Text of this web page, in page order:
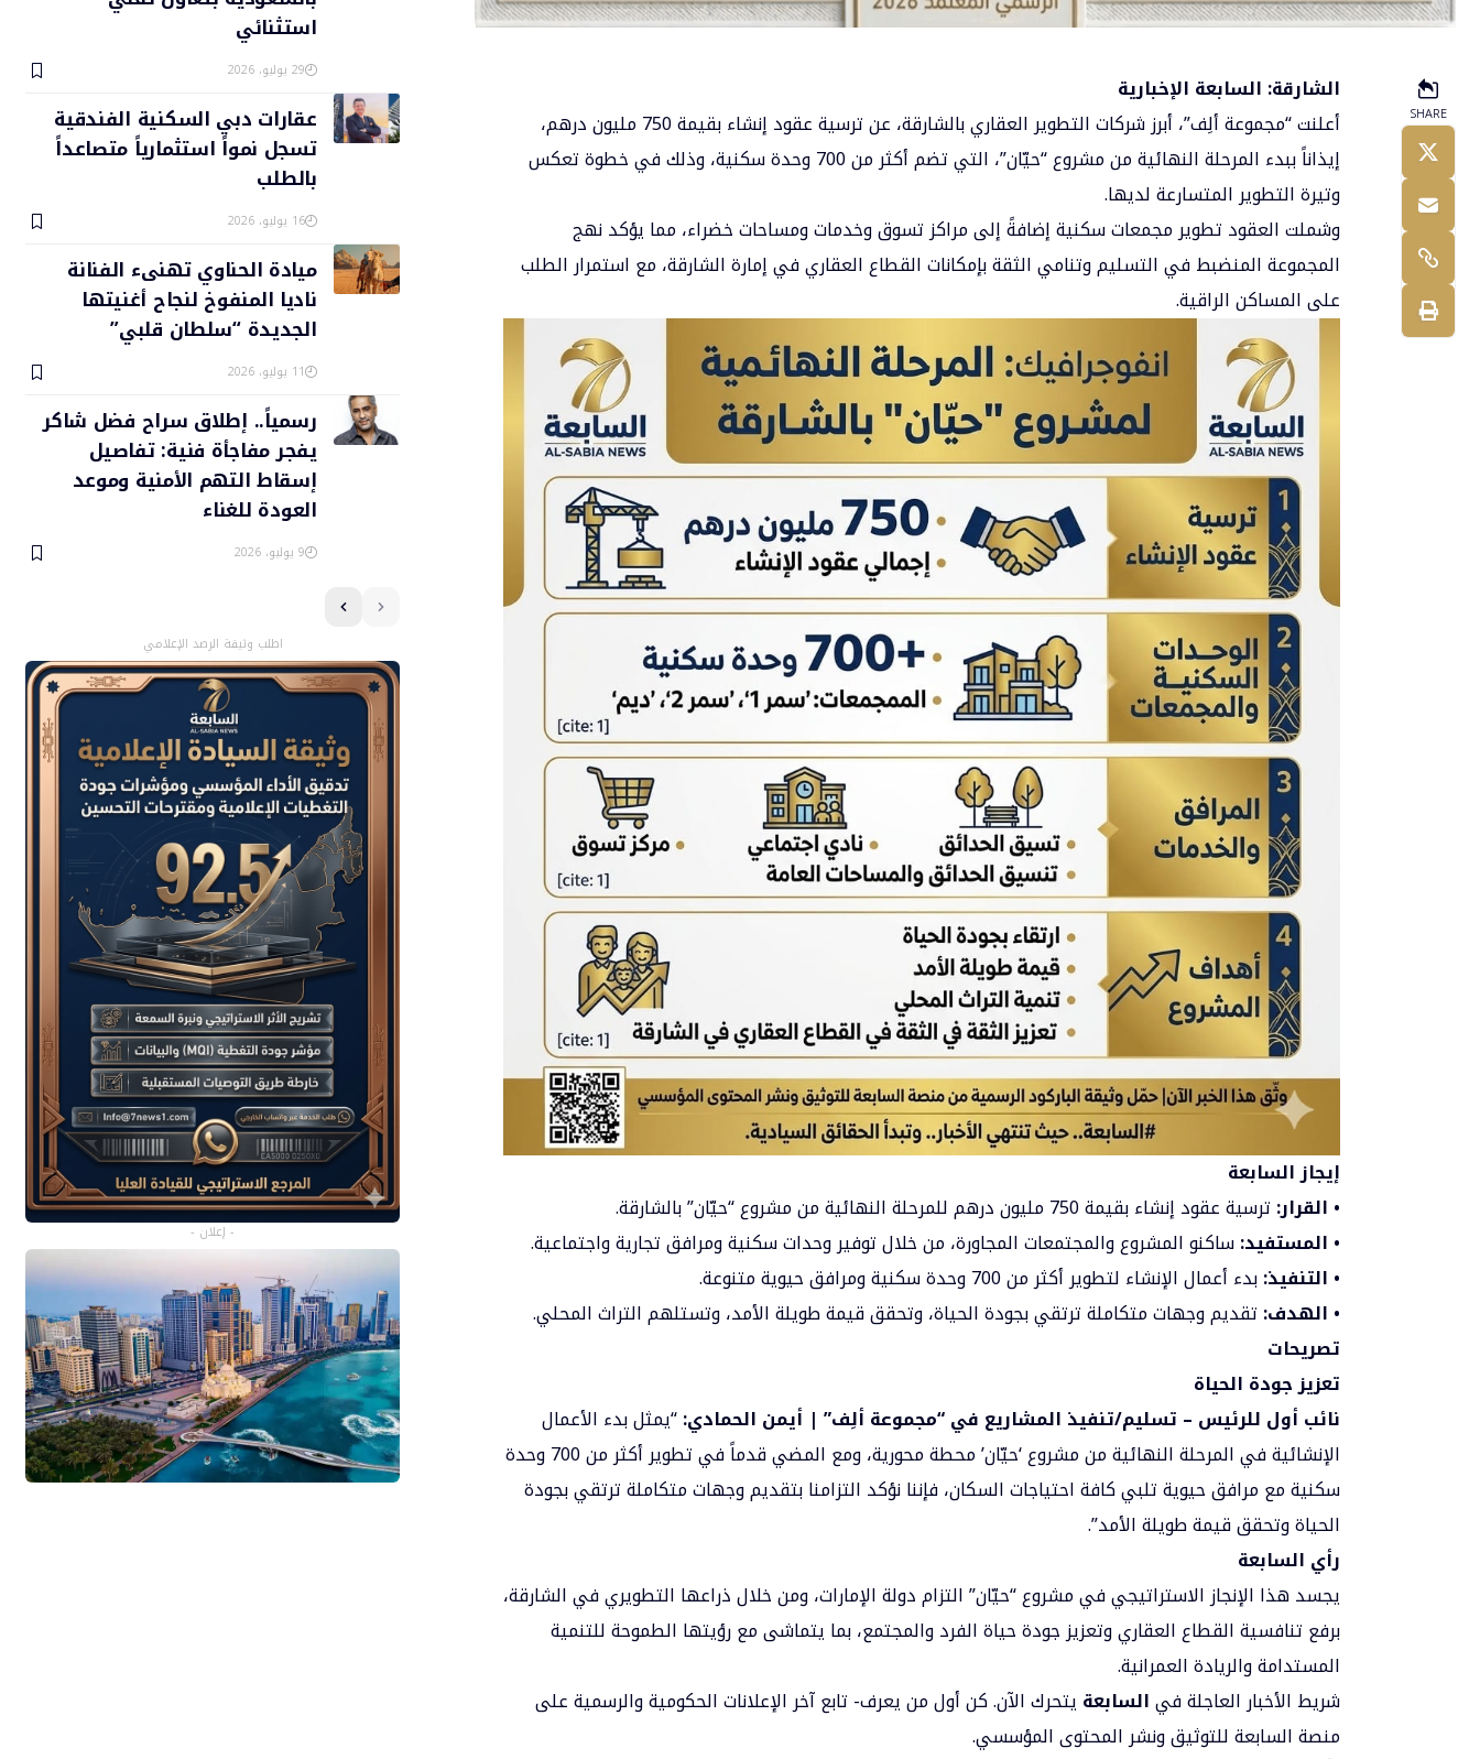
SHARE
الشارقة: السابعة الإخبارية
أعلنت “مجموعة ألِف”، أبرز شركات التطوير العقاري بالشارقة، عن ترسية عقود إنشاء بقيمة 750 مليون درهم،
إيذاناً ببدء المرحلة النهائية من مشروع “حيّان”، التي تضم أكثر من 700 وحدة سكنية، وذلك في خطوة تعكس
وتيرة التطوير المتسارعة لديها.
وشملت العقود تطوير مجمعات سكنية إضافةً إلى مراكز تسوق وخدمات ومساحات خضراء، مما يؤكد نهج
المجموعة المنضبط في التسليم وتنامي الثقة بإمكانات القطاع العقاري في إمارة الشارقة، مع استمرار الطلب
على المساكن الراقية.
إيجاز السابعة
• القرار: ترسية عقود إنشاء بقيمة 750 مليون درهم للمرحلة النهائية من مشروع “حيّان” بالشارقة.
• المستفيد:ساكنو المشروع والمجتمعات المجاورة، من خلال توفير وحدات سكنية ومرافق تجارية واجتماعية.
• التنفيذ:بدء أعمال الإنشاء لتطوير أكثر من 700 وحدة سكنية ومرافق حيوية متنوعة.
• الهدف: تقديم وجهات متكاملة ترتقي بجودة الحياة، وتحقق قيمة طويلة الأمد، وتستلهم التراث المحلي.
تصريحات
تعزيز جودة الحياة
نائب أول للرئيس – تسليم/تنفيذ المشاريع في “مجموعة ألِف” | أيمن الحمادي:“يمثل بدء الأعمال
الإنشائية في المرحلة النهائية من مشروع ‘حيّان’ محطة محورية، ومع المضي قدماً في تطوير أكثر من 700 وحدة
سكنية مع مرافق حيوية تلبي كافة احتياجات السكان، فإننا نؤكد التزامنا بتقديم وجهات متكاملة ترتقي بجودة
الحياة وتحقق قيمة طويلة الأمد”.
رأي السابعة
يجسد هذا الإنجاز الاستراتيجي في مشروع “حيّان” التزام دولة الإمارات، ومن خلال ذراعها التطويري في الشارقة،
برفع تنافسية القطاع العقاري وتعزيز جودة حياة الفرد والمجتمع، بما يتماشى مع رؤيتها الطموحة للتنمية
المستدامة والريادة العمرانية.
شريط الأخبار العاجلة فيالسابعة يتحرك الآن. كن أول من يعرف- تابع آخر الإعلانات الحكومية والرسمية على
منصة السابعة للتوثيق ونشر المحتوى المؤسسي.
استثنائي
29 يوليو، 2026
عقارات دبي السكنية الفندقية
تسجل نمواً استثمارياً متصاعداً
بالطلب
16 يوليو، 2026
ميادة الحناوي تهنىء الفنانة
ناديا المنفوخ لنجاح أغنيتها
الجديدة “سلطان قلبي”
11 يوليو، 2026
رسمياً.. إطلاق سراح فضل شاكر
يفجر مفاجأة فنية: تفاصيل
إسقاط التهم الأمنية وموعد
العودة للغناء
9 يوليو، 2026
اطلب وثيقة الرصد الإعلامي
- إعلان -